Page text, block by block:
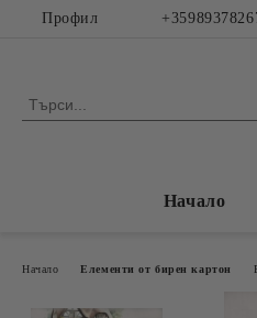
Профил
Начало
Начало Елементи от бирен картон